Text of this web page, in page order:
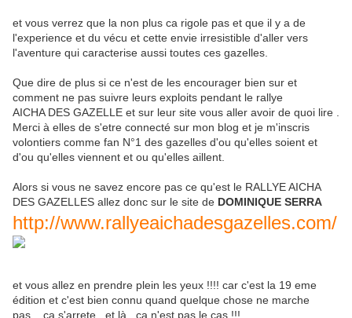
et vous verrez que la non plus ca rigole pas et que il y a de
l'experience et du vécu et cette envie irresistible d'aller vers
l'aventure qui caracterise aussi toutes ces gazelles.
Que dire de plus si ce n'est de les encourager bien sur et
comment ne pas suivre leurs exploits pendant le rallye
AICHA DES GAZELLE et sur leur site vous aller avoir de quoi lire .
Merci à elles de s'etre connecté sur mon blog et je m'inscris
volontiers comme fan N°1 des gazelles d'ou qu'elles soient et
d'ou qu'elles viennent et ou qu'elles aillent.
Alors si vous ne savez encore pas ce qu'est le RALLYE AICHA
DES GAZELLES allez donc sur le site de DOMINIQUE SERRA
http://www.rallyeaichadesgazelles.com/
et vous allez en prendre plein les yeux !!!! car c'est la 19 eme
édition et c'est bien connu quand quelque chose ne marche
pas....ca s'arrete...et là ..ca n'est pas le cas !!!